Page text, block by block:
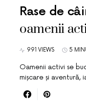
Rase de
oamenii
991 VIEWS 5
Oamenii activi se
mișcare și aventură,